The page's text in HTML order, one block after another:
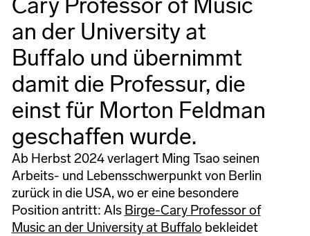
an der University at
Buffalo und übernimmt
damit die Professur, die
einst für Morton Feldman
geschaffen wurde.
Ab Herbst 2024 verlagert Ming Tsao seinen
Arbeits- und Lebensschwerpunkt von Berlin
zurück in die USA, wo er eine besondere
Position antritt: Als Birge-Cary Professor of
Music an der University at Buffalo bekleidet